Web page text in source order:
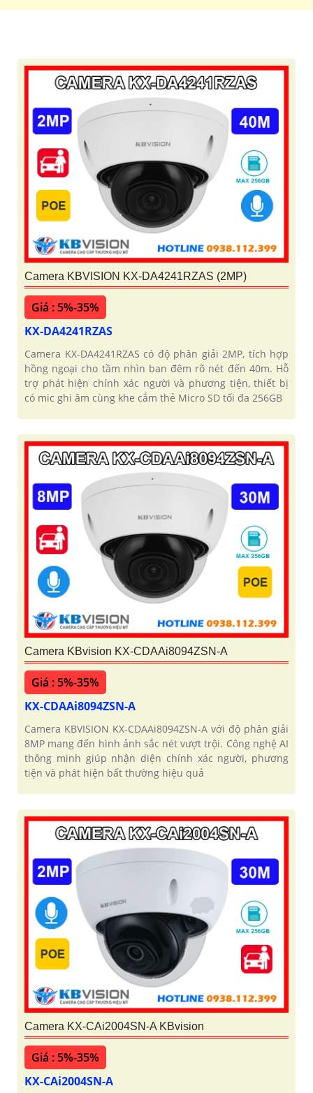
Camera KBVISION KX-DA4241RZAS (2MP)
Giá : 5%-35%
KX-DA4241RZAS
Camera KX-DA4241RZAS có độ phân giải 2MP, tích hợp
hồng ngoại cho tầm nhìn ban đêm rõ nét đến 40m. Hỗ
trợ phát hiện chính xác người và phương tiện, thiết bị
có mic ghi âm cùng khe cắm thẻ Micro SD tối đa 256GB
Camera KBvision KX-CDAAi8094ZSN-A
Giá : 5%-35%
KX-CDAAi8094ZSN-A
Camera KBVISION KX-CDAAi8094ZSN-A với độ phân giải
8MP mang đến hình ảnh sắc nét vượt trội. Công nghệ AI
thông minh giúp nhận diện chính xác người, phương
tiện và phát hiện bất thường hiệu quả
Camera KX-CAi2004SN-A KBvision
Giá : 5%-35%
KX-CAi2004SN-A